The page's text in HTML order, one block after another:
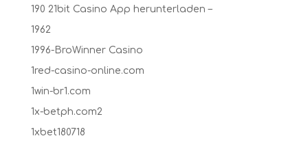
190 21bit Casino App herunterladen –
1962
1996-BroWinner Casino
1red-casino-online.com
1win-br1.com
1x-betph.com2
1xbet180718